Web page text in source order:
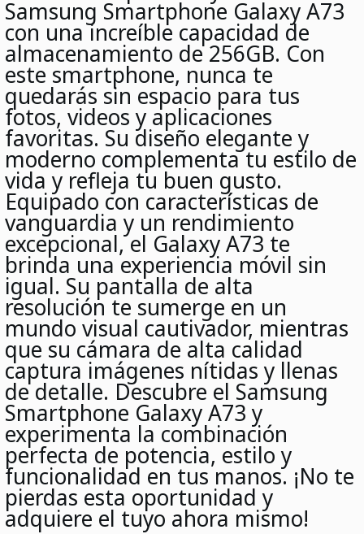
Samsung Smartphone Galaxy A73
con una increíble capacidad de
almacenamiento de 256GB. Con
este smartphone, nunca te
quedarás sin espacio para tus
fotos, videos y aplicaciones
favoritas. Su diseño elegante y
moderno complementa tu estilo de
vida y refleja tu buen gusto.
Equipado con características de
vanguardia y un rendimiento
excepcional, el Galaxy A73 te
brinda una experiencia móvil sin
igual. Su pantalla de alta
resolución te sumerge en un
mundo visual cautivador, mientras
que su cámara de alta calidad
captura imágenes nítidas y llenas
de detalle. Descubre el Samsung
Smartphone Galaxy A73 y
experimenta la combinación
perfecta de potencia, estilo y
funcionalidad en tus manos. ¡No te
pierdas esta oportunidad y
adquiere el tuyo ahora mismo!